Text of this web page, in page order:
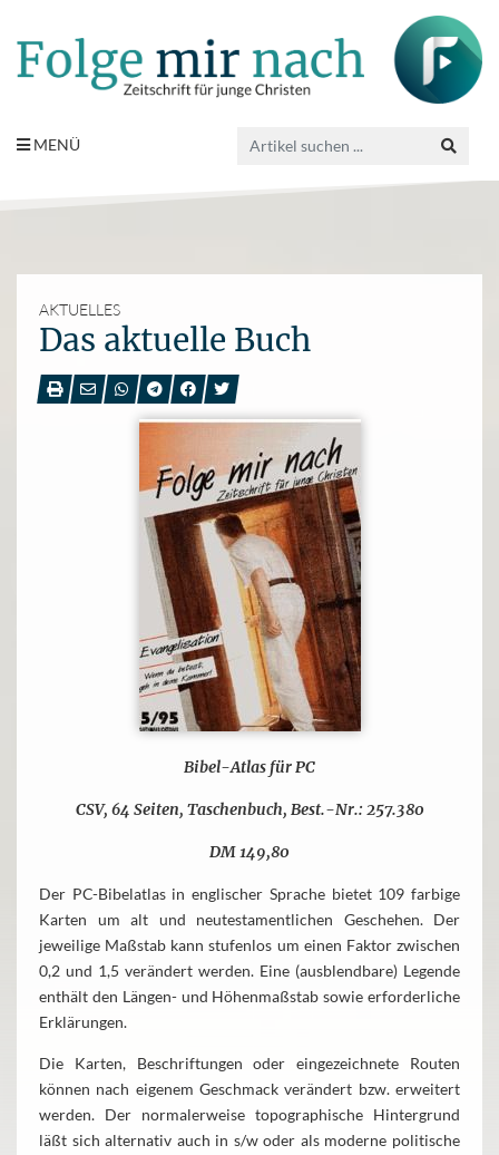
MENÜ
AKTUELLES
Das aktuelle Buch
Bibel-Atlas für PC
CSV, 64 Seiten, Taschenbuch, Best.-Nr.: 257.380
DM 149,80
Der PC-Bibelatlas in englischer Sprache bietet 109 farbige
Karten um alt und neutestamentlichen Geschehen. Der
jeweilige Maßstab kann stufenlos um einen Faktor zwischen
0,2 und 1,5 verändert werden. Eine (ausblendbare) Legende
enthält den Längen- und Höhenmaßstab sowie erforderliche
Erklärungen.
Die Karten, Beschriftungen oder eingezeichnete Routen
können nach eigenem Geschmack verändert bzw. erweitert
werden. Der normalerweise topographische Hintergrund
läßt sich alternativ auch in s/w oder als moderne politische